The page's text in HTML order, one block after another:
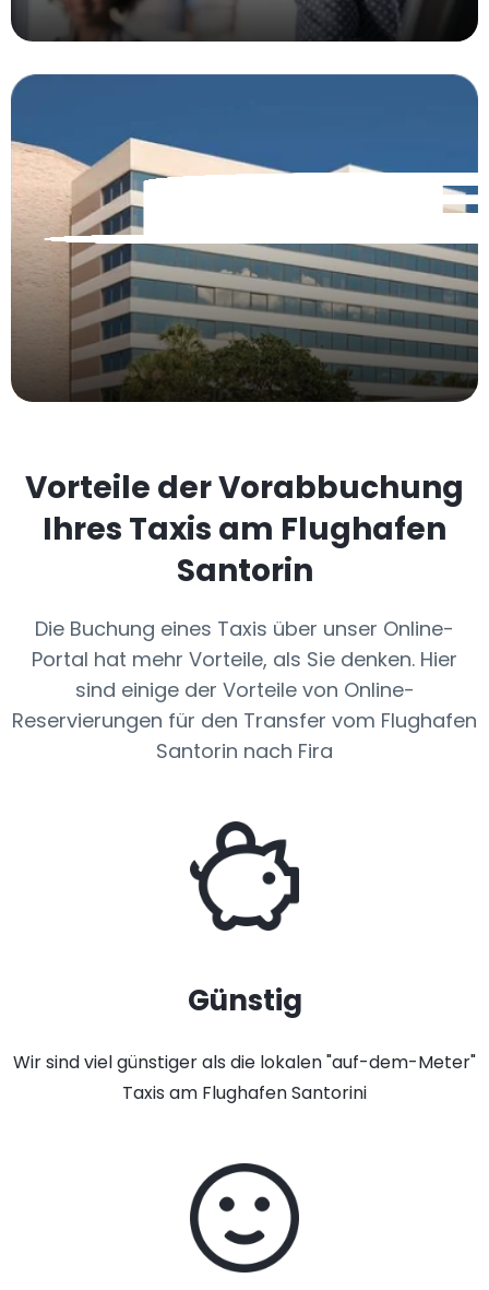
Vorteile der Vorabbuchung
Ihres Taxis am Flughafen
Santorin
Die Buchung eines Taxis über unser Online-
Portal hat mehr Vorteile, als Sie denken. Hier
sind einige der Vorteile von Online-
Reservierungen für den Transfer vom Flughafen
Santorin nach Fira
Günstig
Wir sind viel günstiger als die lokalen "auf-dem-Meter"
Taxis am Flughafen Santorini